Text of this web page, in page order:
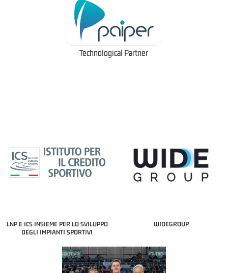
Technological Partner
LNP E ICS INSIEME PER LO SVILUPPO
DEGLI IMPIANTI SPORTIVI
WIDEGROUP